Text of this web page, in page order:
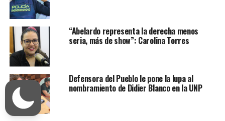
“Abelardo representa la derecha menos
seria, más de show”: Carolina Torres
Defensora del Pueblo le pone la lupa al
nombramiento de Didier Blanco en la UNP